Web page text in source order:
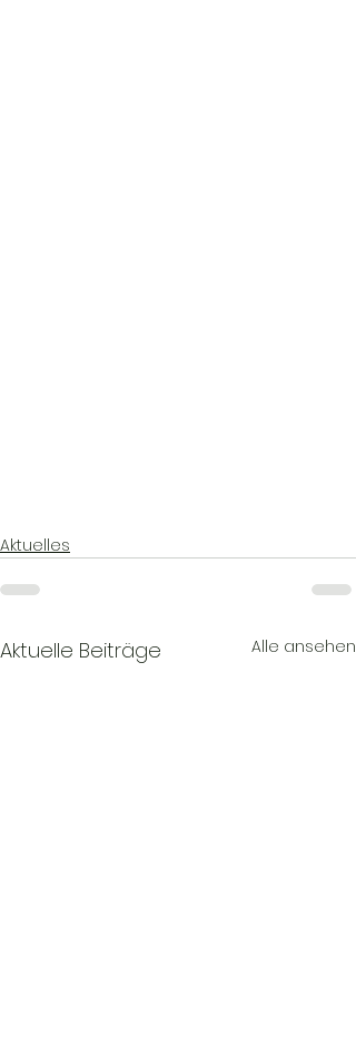
Aktuelles
Aktuelle Beiträge Alle ansehen